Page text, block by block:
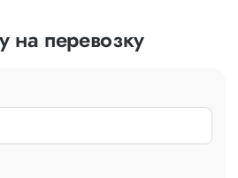
клиентом закреплен менеджер,
статусе вашего груза. Чтобы
на перевозку